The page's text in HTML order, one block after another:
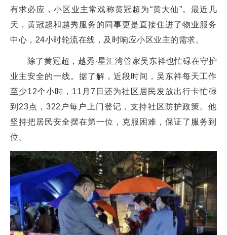
有求必应，小区业主常戏称黄冠超为“黄大仙”。最近几
天，黄冠超和越秀服务的同事更是直接住进了物业服务
中心，24小时轮流在线，及时响应小区业主的需求。
除了黄冠超，越秀·星汇湾管家吴东祥也忙碌在守护
业主安全的一线。据了解，近段时间，吴东祥每天工作
至少12个小时，11月7日还为社区居民发放出行卡忙碌
到23点，322户每户上门登记，支持社区防护政策。他
坚持把居民安全摆在第一位，克服困难，保证了服务到
位。